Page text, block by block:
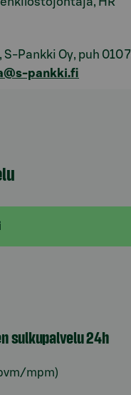
S-Pankki Oy, puh 010
pankki.fi
sulkupalvelu 24h
mpm)